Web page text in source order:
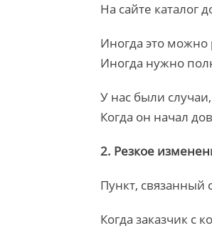
На сайте каталог
Иногда это
Иногда нужно
У нас были
Когда он начал
2. Резкое
Пункт, связанный
Когда заказчик с